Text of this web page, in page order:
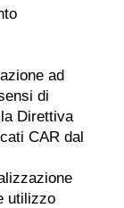
ad
di
Direttiva
CAR dal
utilizzo